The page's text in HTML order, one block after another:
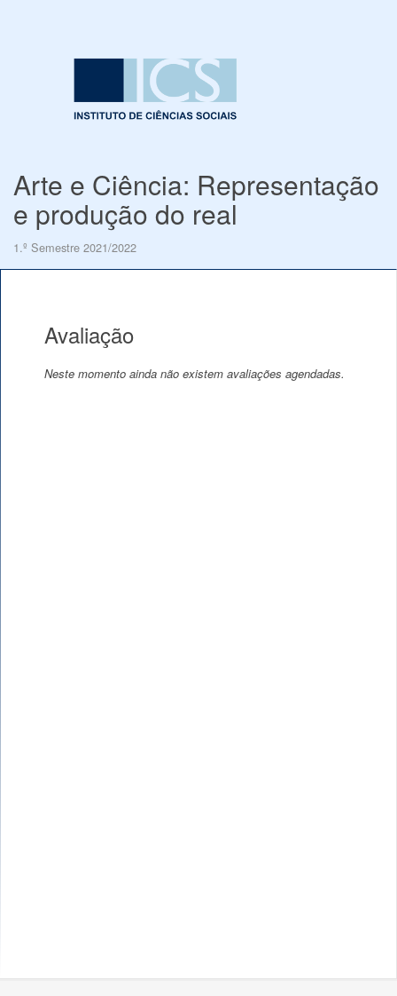
Arte e Ciência: Representação
e produção do real
1.º Semestre 2021/2022
Avaliação
Neste momento ainda não existem avaliações agendadas.